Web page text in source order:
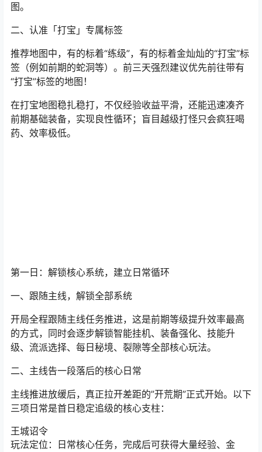
图。
二、认准「打宝」专属标签
推荐地图中，有的标着“练级”，有的标着金灿灿的“打宝”标
签（例如前期的蛇洞等）。前三天强烈建议优先前往带有
“打宝”标签的地图！
在打宝地图稳扎稳打，不仅经验收益平滑，还能迅速凑齐
前期基础装备，实现良性循环；盲目越级打怪只会疯狂喝
药、效率极低。
开局全程跟随主线任务推进，这是前期等级提升效率最高
的方式，同时会逐步解锁智能挂机、装备强化、技能升
主线推进放缓后，真正拉开差距的”开荒期”正式开始。以下
王城诏令